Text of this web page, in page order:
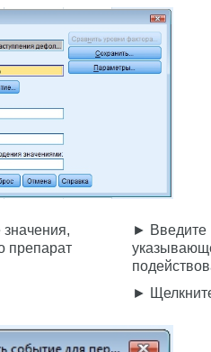
значения,
препарат
► Введите
►